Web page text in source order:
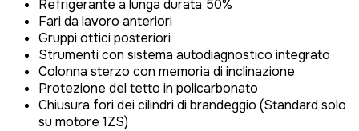
Refrigerante a lunga durata 50%
Fari da lavoro anteriori
Gruppi ottici posteriori
Strumenti con sistema autodiagnostico integrato
Colonna sterzo con memoria di inclinazione
Protezione del tetto in policarbonato
Chiusura fori dei cilindri di brandeggio (Standard solo
su motore 1ZS)